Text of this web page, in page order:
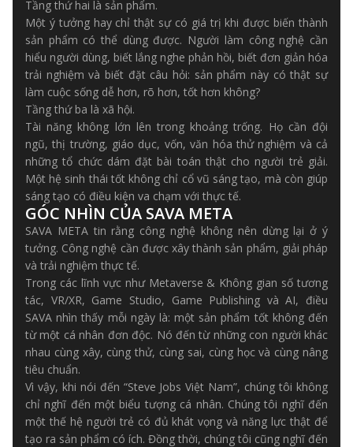
Tầng thứ hai là sản phẩm.
Một ý tưởng hay chỉ thật sự có giá trị khi được biến thành
sản phẩm có thể dùng được. Người làm công nghệ cần
hiểu người dùng, biết lắng nghe phản hồi, biết đơn giản hóa
trải nghiệm và biết đặt câu hỏi: sản phẩm này có thật sự
làm cuộc sống dễ hơn, rõ hơn, tốt hơn không?
Tầng thứ ba là xã hội.
Tài năng không lớn lên trong khoảng trống. Họ cần đội
ngũ, thị trường, giáo dục, vốn, văn hóa thử nghiệm và cả
những tổ chức dám đặt bài toán thật cho người trẻ giải.
Một hệ sinh thái tốt không chỉ cổ vũ sáng tạo, mà còn giúp
sáng tạo có điều kiện va chạm với thực tế.
GÓC NHÌN CỦA SAVA META
SAVA META tin rằng công nghệ không nên dừng lại ở ý
tưởng. Công nghệ cần được xây thành sản phẩm, giải pháp
và trải nghiệm thực tế.
Trong các lĩnh vực như Metaverse & Không gian số tương
tác, VR/XR, Game Studio, Game Publishing và AI, điều
SAVA nhìn thấy mỗi ngày là: một sản phẩm tốt không đến
từ một cá nhân đơn độc. Nó đến từ những con người khác
nhau cùng xây, cùng thử, cùng sai, cùng học và cùng nâng
tiêu chuẩn.
Vì vậy, khi nói đến “Steve Jobs Việt Nam”, chúng tôi không
chỉ nghĩ đến một biểu tượng cá nhân. Chúng tôi nghĩ đến
một thế hệ người trẻ có đủ khát vọng và năng lực thật để
tạo ra sản phẩm có ích. Đồng thời, chúng tôi cũng nghĩ đến